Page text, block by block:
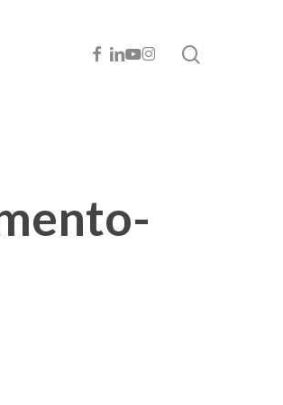
FACEBOOK
LINKEDIN
YOUTUBE
INSTAGRAM